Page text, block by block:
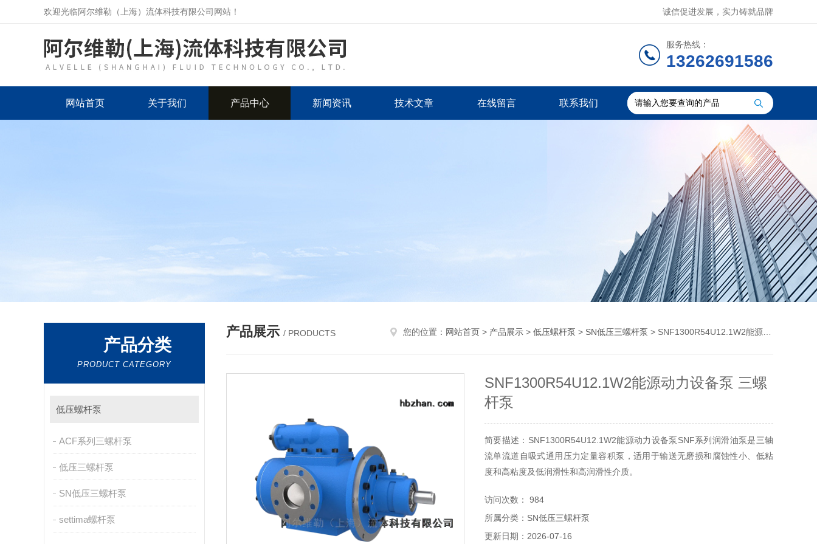
欢迎光临阿尔维勒（上海）流体科技有限公司网站！ 诚信促进发展，实力铸就品牌
服务热线：
13262691586
网站首页 关于我们 产品中心 新闻资讯 技术文章 在线留言 联系我们
产品分类
PRODUCT CATEGORY
低压螺杆泵
ACF系列三螺杆泵
低压三螺杆泵
SN低压三螺杆泵
settima螺杆泵
产品展示 / PRODUCTS 您的位置： 网站首页 > 产品展示 > 低压螺杆泵 > SN低压三螺杆泵 > SNF1300R54U12.1W2能源动力设备泵 三螺杆泵
SNF1300R54U12.1W2能源动力设备泵 三螺
杆泵
简要描述：SNF1300R54U12.1W2能源动力设备泵SNF系列润滑油泵是三轴
流单流道自吸式通用压力定量容积泵，适用于输送无磨损和腐蚀性小、低粘
度和高粘度及低润滑性和高润滑性介质。
访问次数： 984
所属分类：SN低压三螺杆泵
更新日期：2026-07-16